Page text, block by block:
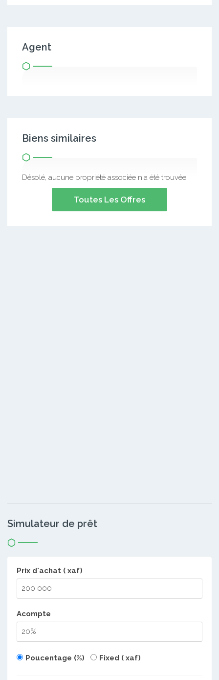
Agent
Biens similaires
Désolé, aucune propriété associée n'a été trouvée.
Toutes Les Offres
Simulateur de prêt
Prix d'achat ( xaf)
Acompte
Poucentage (%) Fixed ( xaf)